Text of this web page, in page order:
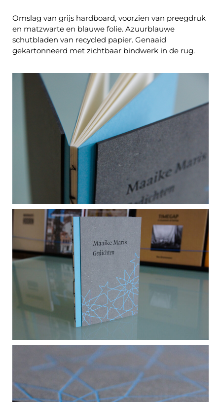
Omslag van grijs hardboard, voorzien van preegdruk
en matzwarte en blauwe folie. Azuurblauwe
schutbladen van recycled papier. Genaaid
gekartonneerd met zichtbaar bindwerk in de rug.